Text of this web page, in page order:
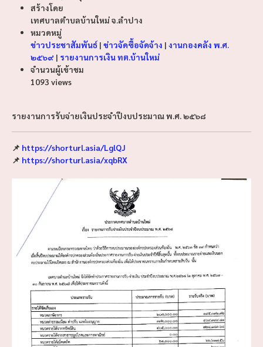
สร้างโดย
เทศบาลตำบลบ้านใหม่ จ.ลำปาง
หมวดหมู่
ข่าวประชาสัมพันธ์ | ข่าวจัดซื้อจัดจ้าง | งานกองคลัง พ.ศ.
๒๕๖๙ | รายงานการเงิน ทต.บ้านใหม่
จำนวนผู้เข้าชม
1093 views
รายงานการรับจ่ายเงินประจำปีงบประมาณ พ.ศ. ๒๕๖๘
📌 https://shorturl.asia/LglQJ
📌 https://shorturl.asia/xqbRX